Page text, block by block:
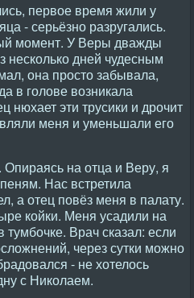
первое время жили у
- серьёзно разругались.
момент. У Веры дважды
несколько дней чудесным
она просто забывала,
в голове возникала
нюхает эти трусики и дрочит
меня и уменьшали его
на отца и Веру, я
Нас встретила
а отец повёз меня в палату.
койки. Меня усадили на
Врач сказал: если
через сутки можно
- не хотелось
с Николаем.